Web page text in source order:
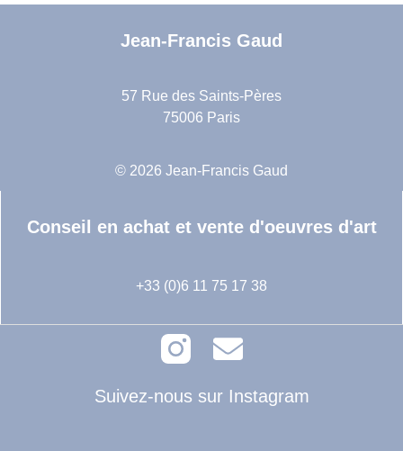
Jean-Francis Gaud
57 Rue des Saints-Pères
75006 Paris
© 2026 Jean-Francis Gaud
Conseil en achat et vente d'oeuvres d'art
+33 (0)6 11 75 17 38
Suivez-nous sur Instagram